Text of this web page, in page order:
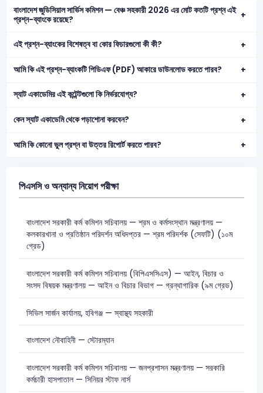
বাংলাদেশ জুডিসিয়াল সার্ভিস কমিশন — বেঞ্চ সহকারী 2026 এর মোট কতটি প্রশ্ন এই
প্রশ্ন-ব্যাংকে রয়েছে?
এই প্রশ্ন-ব্যাংকের বিশেষত্ব বা কোর ফিচারগুলো কী কী?
আমি কি এই প্রশ্ন-ব্যাংকটি পিডিএফ (PDF) আকারে ডাউনলোড করতে পারব?
স্যাট একাডেমির এই কন্টেন্টগুলো কি নির্ভরযোগ্য?
কেন স্যাট একাডেমি থেকে পড়াশোনা করবেন?
আমি কি কোনো ভুল প্রশ্ন বা উত্তর রিপোর্ট করতে পারব?
পিএসসি ও অন্যান্য নিয়োগ পরীক্ষা
বাংলাদেশ সরকারী কর্ম কমিশন সচিবালয় — শ্রম ও কর্মসংস্থান মন্ত্রণালয় —
কলকারখানা ও প্রতিষ্ঠান পরিদর্শন অধিদপ্তর — শ্রম পরিদর্শক (সেফটি) (১০ম
গ্রেড)
বাংলাদেশ সরকারী কর্ম কমিশন সচিবালয় (বিপিএসসিএস) — আইন, বিচার ও
সংসদ বিষয়ক মন্ত্রণালয় — আইন ও বিচার বিভাগ — গ্রন্থাগারিক (৯ম গ্রেড)
সিভিল সার্জন কার্যালয়, হবিগঞ্জ — স্বাস্থ্য সহকারী
বাংলাদেশ নৌবাহিনী — স্টোরম্যান
বাংলাদেশ সরকারী কর্ম কমিশন সচিবালয় — জনপ্রশাসন মন্ত্রণালয় — সরকারি
কর্মচারী হাসপাতাল — সিনিয়র স্টাফ নার্স